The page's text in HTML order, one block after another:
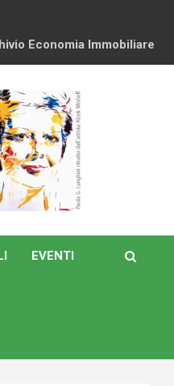
Economia Immobiliare
EVENTI